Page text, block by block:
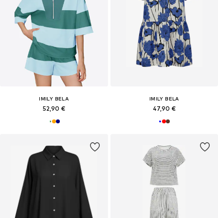
IMILY BELA
52,90 €
IMILY BELA
47,90 €